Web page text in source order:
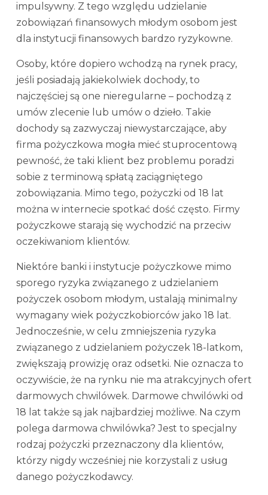
impulsywny. Z tego względu udzielanie
zobowiązań finansowych młodym osobom jest
dla instytucji finansowych bardzo ryzykowne.
Osoby, które dopiero wchodzą na rynek pracy,
jeśli posiadają jakiekolwiek dochody, to
najczęściej są one nieregularne – pochodzą z
umów zlecenie lub umów o dzieło. Takie
dochody są zazwyczaj niewystarczające, aby
firma pożyczkowa mogła mieć stuprocentową
pewność, że taki klient bez problemu poradzi
sobie z terminową spłatą zaciągniętego
zobowiązania. Mimo tego, pożyczki od 18 lat
można w internecie spotkać dość często. Firmy
pożyczkowe starają się wychodzić na przeciw
oczekiwaniom klientów.
Niektóre banki i instytucje pożyczkowe mimo
sporego ryzyka związanego z udzielaniem
pożyczek osobom młodym, ustalają minimalny
wymagany wiek pożyczkobiorców jako 18 lat.
Jednocześnie, w celu zmniejszenia ryzyka
związanego z udzielaniem pożyczek 18-latkom,
zwiększają prowizję oraz odsetki. Nie oznacza to
oczywiście, że na rynku nie ma atrakcyjnych ofert
darmowych chwilówek. Darmowe chwilówki od
18 lat także są jak najbardziej możliwe. Na czym
polega darmowa chwilówka? Jest to specjalny
rodzaj pożyczki przeznaczony dla klientów,
którzy nigdy wcześniej nie korzystali z usług
danego pożyczkodawcy.